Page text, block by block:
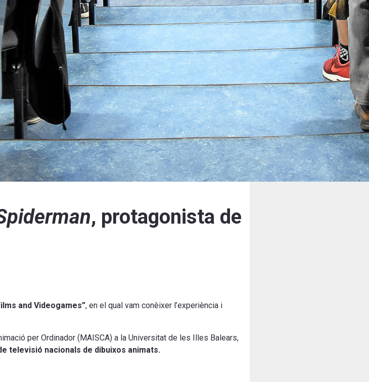
, protagonista de
and Videogames”, en el qual vam conèixer l’experiència i
per Ordinador (MAISCA) a la Universitat de les Illes Balears,
televisió nacionals de dibuixos animats.